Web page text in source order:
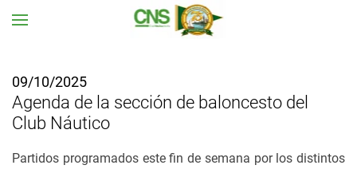
09/10/2025
Agenda de la sección de baloncesto del
Club Náutico
Partidos programados este fin de semana por los distintos